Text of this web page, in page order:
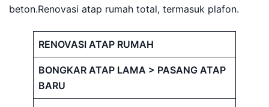
beton.Renovasi atap rumah total, termasuk plafon.
RENOVASI ATAP RUMAH
BONGKAR ATAP LAMA > PASANG ATAP
BARU